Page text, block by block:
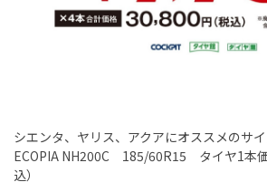
シエンタ、ヤリス、アクアにオススメのサ
ECOPIA NH200C 185/60R15 タイヤ1本
込）